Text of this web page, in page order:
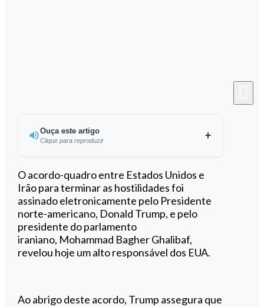
Ouça este artigo
Clique para reproduzir
Ouvir este artigo
O acordo-quadro entre Estados Unidos e
Irão para terminar as hostilidades foi
assinado eletronicamente pelo Presidente
norte-americano, Donald Trump, e pelo
presidente do parlamento
iraniano, Mohammad Bagher Ghalibaf,
revelou hoje um alto responsável dos EUA.
Ao abrigo deste acordo, Trump assegura que